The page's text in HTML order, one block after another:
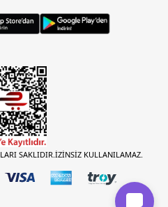
SAKLIDIR.İZİNSİZ KULLANILAMAZ.